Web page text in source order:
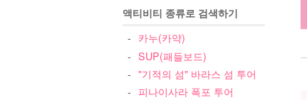
액티비티 종류로 검색하기
카누(카약)
SUP(패들보드)
"기적의 섬" 바라스 섬 투어
피나이사라 폭포 투어